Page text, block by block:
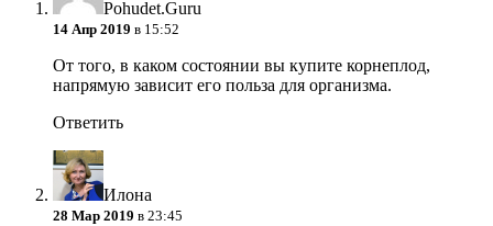
Pohudet.Guru
14 Апр 2019 в 15:52
От того, в каком состоянии вы купите корнеплод,
напрямую зависит его польза для организма.
Ответить
Илона
28 Мар 2019 в 23:45